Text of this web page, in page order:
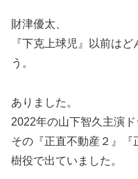
財津優太、
『下克上球児』以前は
う。
ありました。
2022年の山下智久主演ド
その『正直不動産２』
樹役で出ていました。